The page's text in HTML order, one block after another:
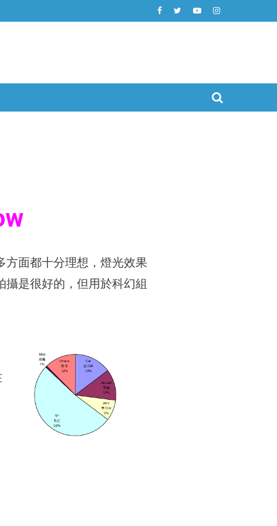
方面都十分理想，燈光效果
是很好的，但用於科幻組